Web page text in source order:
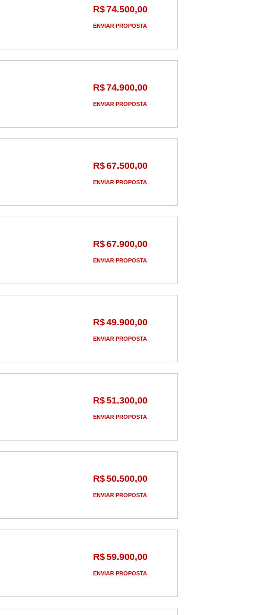
R$74.500,00
ENVIAR PROPOSTA
R$74.900,00
ENVIAR PROPOSTA
R$67.500,00
ENVIAR PROPOSTA
R$67.900,00
ENVIAR PROPOSTA
R$49.900,00
ENVIAR PROPOSTA
R$51.300,00
ENVIAR PROPOSTA
R$50.500,00
ENVIAR PROPOSTA
R$59.900,00
ENVIAR PROPOSTA